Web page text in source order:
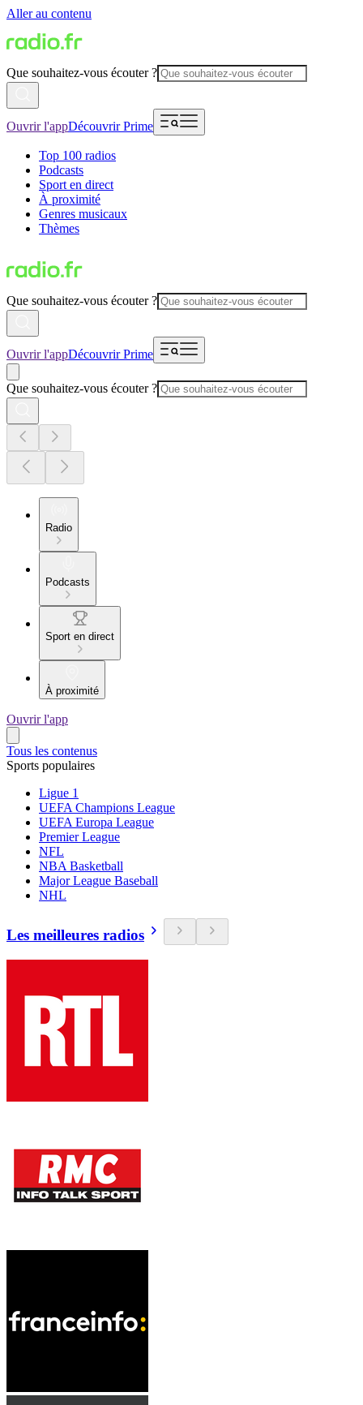
Aller au contenu
Que souhaitez-vous écouter ?
Ouvrir l'appDécouvrir Prime
Top 100 radios
Podcasts
Sport en direct
À proximité
Genres musicaux
Thèmes
Que souhaitez-vous écouter ?
Ouvrir l'appDécouvrir Prime
Que souhaitez-vous écouter ?
Radio
Podcasts
Sport en direct
À proximité
Ouvrir l'app
Tous les contenus
Sports populaires
Ligue 1
UEFA Champions League
UEFA Europa League
Premier League
NFL
NBA Basketball
Major League Baseball
NHL
Les meilleures radios